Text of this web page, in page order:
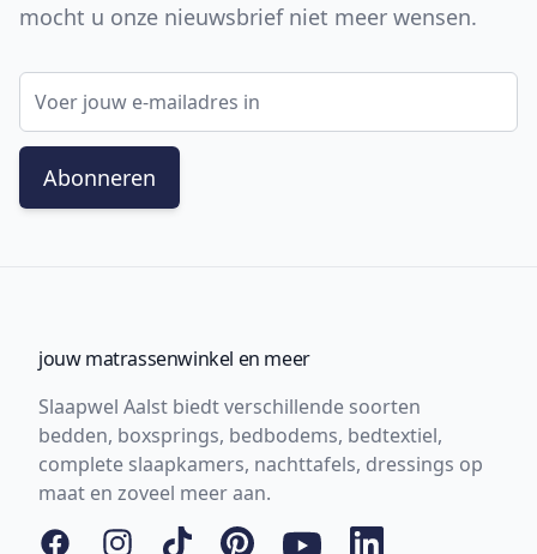
mocht u onze nieuwsbrief niet meer wensen.
E-mail adres
Abonneren
jouw matrassenwinkel en meer
Slaapwel Aalst biedt verschillende soorten
bedden, boxsprings, bedbodems, bedtextiel,
complete slaapkamers, nachttafels, dressings op
maat en zoveel meer aan.
FacebookInstagram
Tiktok PinterestYouTubeLinkedIn